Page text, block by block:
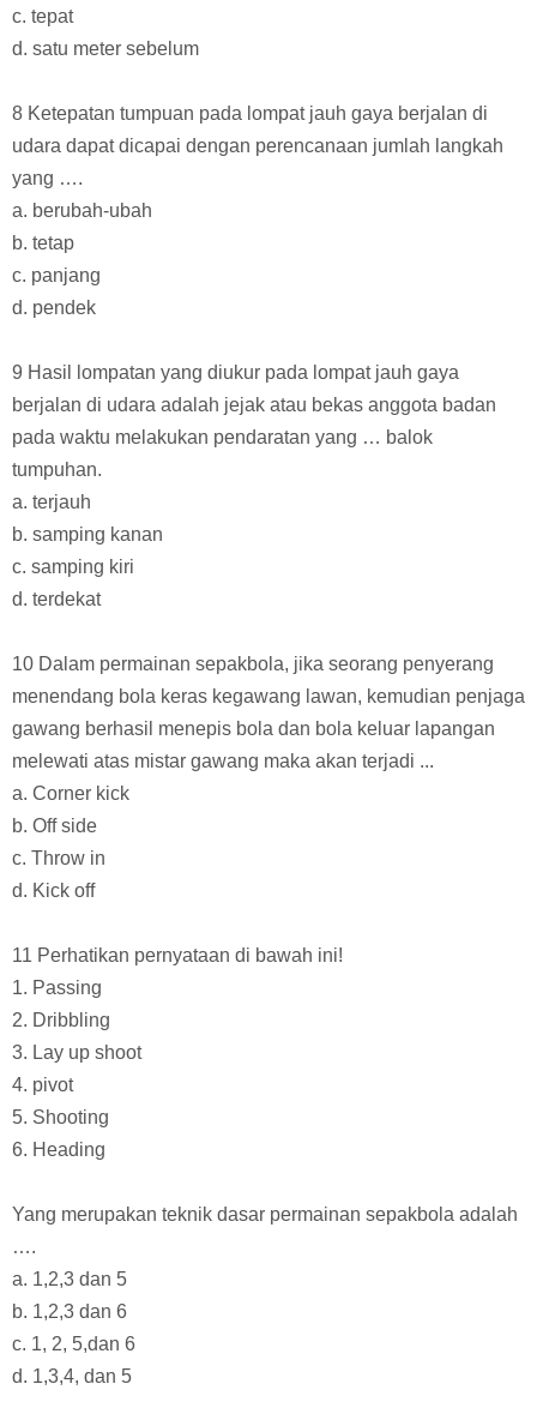
c. tepat
d. satu meter sebelum
8 Ketepatan tumpuan pada lompat jauh gaya berjalan di
udara dapat dicapai dengan perencanaan jumlah langkah
yang ….
a. berubah-ubah
b. tetap
c. panjang
d. pendek
9 Hasil lompatan yang diukur pada lompat jauh gaya
berjalan di udara adalah jejak atau bekas anggota badan
pada waktu melakukan pendaratan yang … balok
tumpuhan.
a. terjauh
b. samping kanan
c. samping kiri
d. terdekat
10 Dalam permainan sepakbola, jika seorang penyerang
menendang bola keras kegawang lawan, kemudian penjaga
gawang berhasil menepis bola dan bola keluar lapangan
melewati atas mistar gawang maka akan terjadi ...
a. Corner kick
b. Off side
c. Throw in
d. Kick off
11 Perhatikan pernyataan di bawah ini!
1. Passing
2. Dribbling
3. Lay up shoot
4. pivot
5. Shooting
6. Heading
Yang merupakan teknik dasar permainan sepakbola adalah
….
a. 1,2,3 dan 5
b. 1,2,3 dan 6
c. 1, 2, 5,dan 6
d. 1,3,4, dan 5